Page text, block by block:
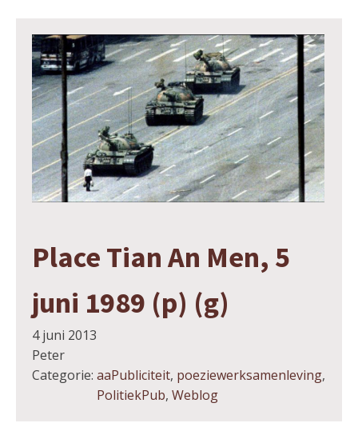
Place Tian An Men, 5
juni 1989 (p) (g)
4 juni 2013
Peter
Categorie: aaPubliciteit, poeziewerksamenleving,
PolitiekPub, Weblog